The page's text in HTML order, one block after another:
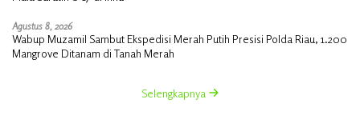
Agustus 8, 2026
Wabup Muzamil Sambut Ekspedisi Merah Putih Presisi Polda Riau, 1.200
Mangrove Ditanam di Tanah Merah
Selengkapnya